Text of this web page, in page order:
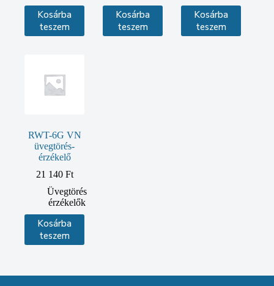
Kosárba
teszem
Kosárba
teszem
Kosárba
teszem
RWT-6G VN
üvegtörés-
érzékelő
21 140 Ft
Üvegtörés
érzékelők
Kosárba
teszem